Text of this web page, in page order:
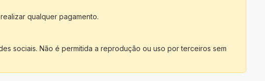
qualquer pagamento.
sociais. Não é permitida a reprodução ou uso por terceiros sem